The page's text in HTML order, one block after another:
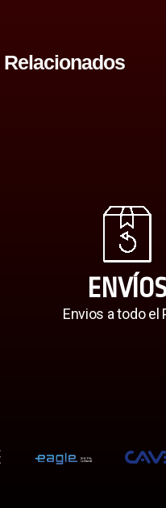
ENVÍOS
Envios a todo el